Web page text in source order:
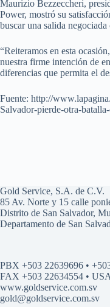
Maurizio Bezzeccheri,
Power, mostró su
buscar una salida
“Reiteramos en esta
nuestra firme intención de
diferencias que permita el
Fuente: http://
Salvador-pierde-otra-
Gold Service, S.A. de C.V.
85 Av. Norte y 15 calle
Distrito de San Salvador,
Departamento de San
PBX +503 22639696 •
FAX +503 22634554 •
www.goldservice.com.sv
gold@goldservice.com.sv